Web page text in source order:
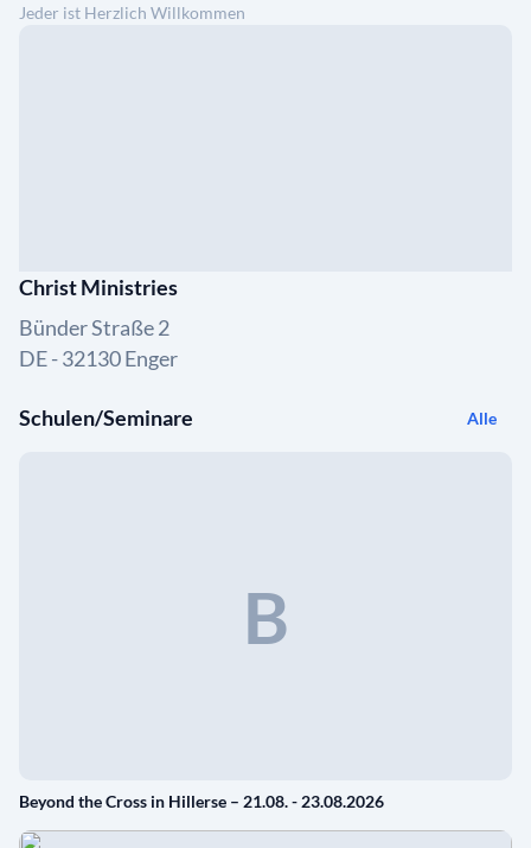
Jeder ist Herzlich Willkommen
Christ Ministries
Bünder Straße 2
DE - 32130 Enger
Schulen/Seminare Alle
B
Beyond the Cross in Hillerse – 21.08. - 23.08.2026